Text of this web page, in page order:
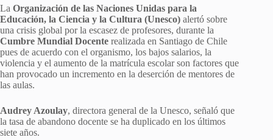
La Organización de las Naciones Unidas para la
Educación, la Ciencia y la Cultura (Unesco) alertó sobre
una crisis global por la escasez de profesores, durante la
Cumbre Mundial Docente realizada en Santiago de Chile
pues de acuerdo con el organismo, los bajos salarios, la
violencia y el aumento de la matrícula escolar son factores que
han provocado un incremento en la deserción de mentores de
las aulas.
Audrey Azoulay, directora general de la Unesco, señaló que
la tasa de abandono docente se ha duplicado en los últimos
siete años.